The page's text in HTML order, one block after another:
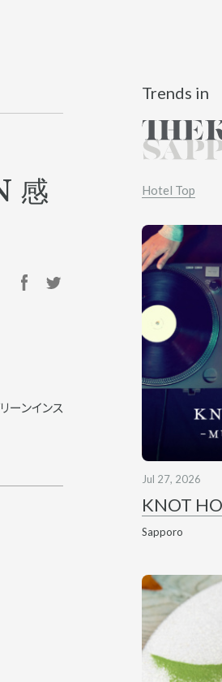
感
ーンインス
Trends in
Hotel Top
KNOT
Jul 27, 2026
Sapporo